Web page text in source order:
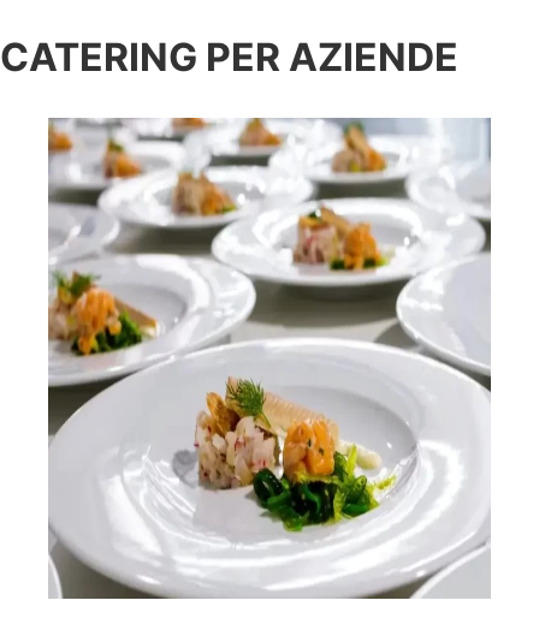
CATERING PER AZIENDE